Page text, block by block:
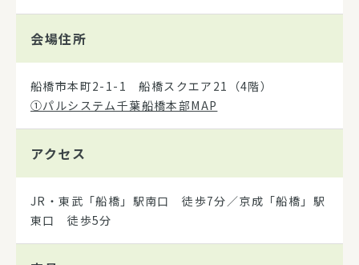
会場住所
船橋市本町2-1-1 船橋スクエア21（4階）
①パルシステム千葉船橋本部MAP
アクセス
JR・東武「船橋」駅南口 徒歩7分／京成「船橋」駅
東口 徒歩5分